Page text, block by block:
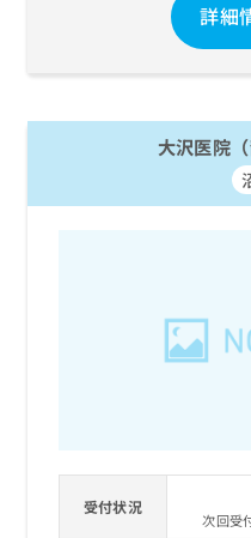
詳細
大沢医院（
受付状況
次回受